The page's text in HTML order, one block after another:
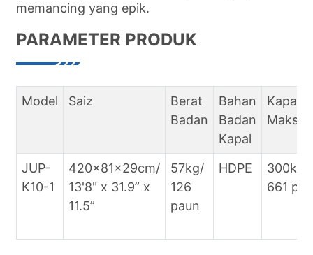
memancing yang epik.
PARAMETER PRODUK
Model Saiz
Berat
Badan
Bahan
Badan
Kapal
Kapasiti
JUP-
K10-1
420x81x29cm/
13'8" x 31.9” x
11.5”
57kg/
126
paun
HDPE
300kg/
661